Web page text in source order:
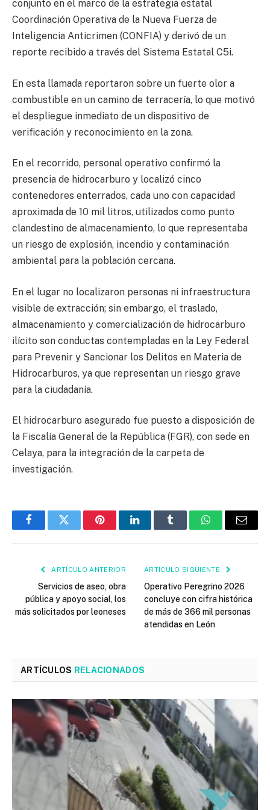
conjunto en el marco de la estrategia estatal
Coordinación Operativa de la Nueva Fuerza de
Inteligencia Anticrimen (CONFIA) y derivó de un
reporte recibido a través del Sistema Estatal C5i.
En esta llamada reportaron sobre un fuerte olor a
combustible en un camino de terracería, lo que motivó
el despliegue inmediato de un dispositivo de
verificación y reconocimiento en la zona.
En el recorrido, personal operativo confirmó la
presencia de hidrocarburo y localizó cinco
contenedores enterrados, cada uno con capacidad
aproximada de 10 mil litros, utilizados como punto
clandestino de almacenamiento, lo que representaba
un riesgo de explosión, incendio y contaminación
ambiental para la población cercana.
En el lugar no localizaron personas ni infraestructura
visible de extracción; sin embargo, el traslado,
almacenamiento y comercialización de hidrocarburo
ilícito son conductas contempladas en la Ley Federal
para Prevenir y Sancionar los Delitos en Materia de
Hidrocarburos, ya que representan un riesgo grave
para la ciudadanía.
El hidrocarburo asegurado fue puesto a disposición de
la Fiscalía General de la República (FGR), con sede en
Celaya, para la integración de la carpeta de
investigación.
FacebookTwitter PinterestLinkedInTumblr WhatsAppEmail
ARTÍCULO ANTERIOR
Servicios de aseo, obra
pública y apoyo social, los
más solicitados por leoneses
ARTÍCULO SIGUIENTE
Operativo Peregrino 2026
concluye con cifra histórica
de más de 366 mil personas
atendidas en León
ARTÍCULOS RELACIONADOS